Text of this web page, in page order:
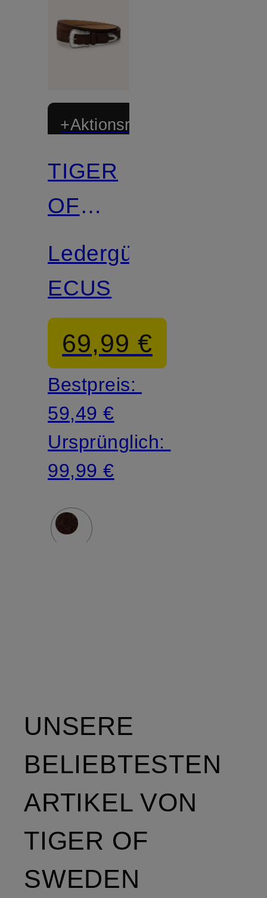
+Aktionsrabatt
TIGER
OF
SWEDEN
Ledergürtel
ECUS
69,99 €
Bestpreis:
59,49 €
Ursprünglich:
99,99 €
UNSERE
BELIEBTESTEN
ARTIKEL VON
TIGER OF
SWEDEN